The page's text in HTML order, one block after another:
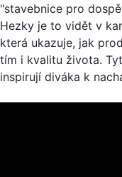
"stavebnice pro
Hezky je to vidět v
která ukazuje, jak
tím i kvalitu života.
inspirují diváka k